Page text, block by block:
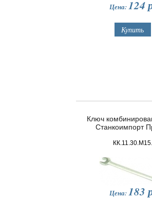
Цена:124
Ключ
Станкоимпорт
КК.11.30.М15.
Цена:183